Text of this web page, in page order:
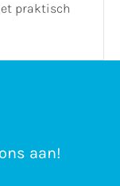
praktisch
aan!